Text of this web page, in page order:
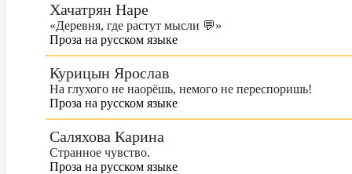
Хачатрян Наре
«Деревня, где растут мысли 💬»
Проза на русском языке
Курицын Ярослав
На глухого не наорёшь, немого не переспоришь!
Проза на русском языке
Саляхова Карина
Странное чувство.
Проза на русском языке